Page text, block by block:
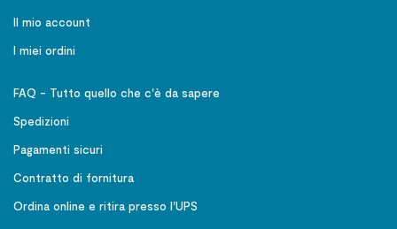
Il mio account
I miei ordini
FAQ - Tutto quello che c'è da sapere
Spedizioni
Pagamenti sicuri
Contratto di fornitura
Ordina online e ritira presso l'UPS